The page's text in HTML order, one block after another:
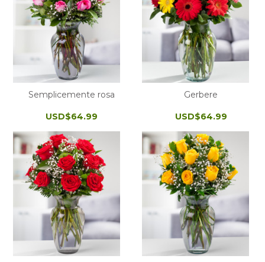
Semplicemente rosa
USD$64.99
Gerbere
USD$64.99